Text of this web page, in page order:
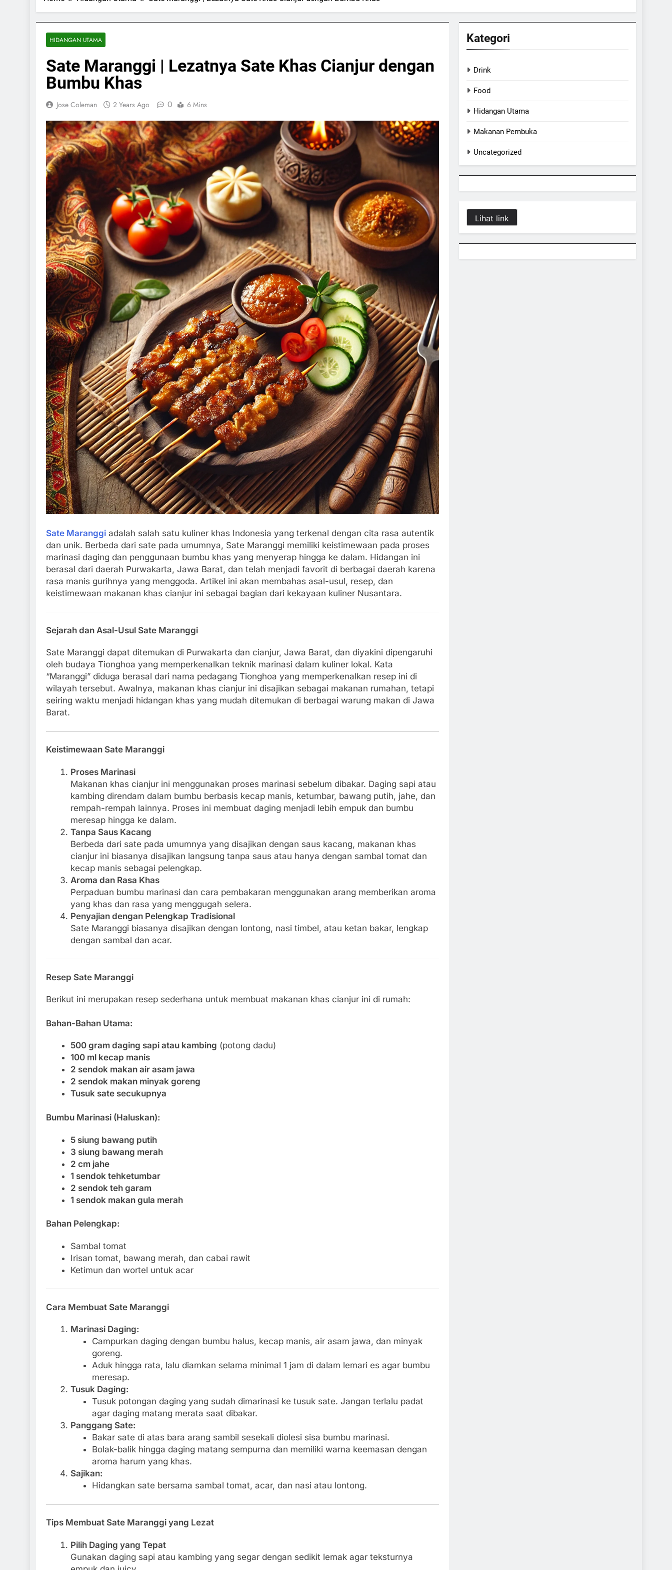
HIDANGAN UTAMA
Sate Maranggi | Lezatnya Sate Khas Cianjur dengan
Bumbu Khas
Jose Coleman 2 Years Ago 0 6 Mins
Sate Maranggi adalah salah satu kuliner khas Indonesia yang terkenal dengan cita rasa autentik
dan unik. Berbeda dari sate pada umumnya, Sate Maranggi memiliki keistimewaan pada proses
marinasi daging dan penggunaan bumbu khas yang menyerap hingga ke dalam. Hidangan ini
berasal dari daerah Purwakarta, Jawa Barat, dan telah menjadi favorit di berbagai daerah karena
rasa manis gurihnya yang menggoda. Artikel ini akan membahas asal-usul, resep, dan
keistimewaan makanan khas cianjur ini sebagai bagian dari kekayaan kuliner Nusantara.
Sejarah dan Asal-Usul Sate Maranggi
Sate Maranggi dapat ditemukan di Purwakarta dan cianjur, Jawa Barat, dan diyakini dipengaruhi
oleh budaya Tionghoa yang memperkenalkan teknik marinasi dalam kuliner lokal. Kata
“Maranggi” diduga berasal dari nama pedagang Tionghoa yang memperkenalkan resep ini di
wilayah tersebut. Awalnya, makanan khas cianjur ini disajikan sebagai makanan rumahan, tetapi
seiring waktu menjadi hidangan khas yang mudah ditemukan di berbagai warung makan di Jawa
Barat.
Keistimewaan Sate Maranggi
Proses Marinasi
Makanan khas cianjur ini menggunakan proses marinasi sebelum dibakar. Daging sapi atau
kambing direndam dalam bumbu berbasis kecap manis, ketumbar, bawang putih, jahe, dan
rempah-rempah lainnya. Proses ini membuat daging menjadi lebih empuk dan bumbu
meresap hingga ke dalam.
Tanpa Saus Kacang
Berbeda dari sate pada umumnya yang disajikan dengan saus kacang, makanan khas
cianjur ini biasanya disajikan langsung tanpa saus atau hanya dengan sambal tomat dan
kecap manis sebagai pelengkap.
Aroma dan Rasa Khas
Perpaduan bumbu marinasi dan cara pembakaran menggunakan arang memberikan aroma
yang khas dan rasa yang menggugah selera.
Penyajian dengan Pelengkap Tradisional
Sate Maranggi biasanya disajikan dengan lontong, nasi timbel, atau ketan bakar, lengkap
dengan sambal dan acar.
Resep Sate Maranggi
Berikut ini merupakan resep sederhana untuk membuat makanan khas cianjur ini di rumah:
Bahan-Bahan Utama:
500 gram daging sapi atau kambing (potong dadu)
100 ml kecap manis
2 sendok makan air asam jawa
2 sendok makan minyak goreng
Tusuk sate secukupnya
Bumbu Marinasi (Haluskan):
5 siung bawang putih
3 siung bawang merah
2 cm jahe
1 sendok tehketumbar
2 sendok teh garam
1 sendok makan gula merah
Bahan Pelengkap:
Sambal tomat
Irisan tomat, bawang merah, dan cabai rawit
Ketimun dan wortel untuk acar
Cara Membuat Sate Maranggi
Marinasi Daging:
Campurkan daging dengan bumbu halus, kecap manis, air asam jawa, dan minyak
goreng.
Aduk hingga rata, lalu diamkan selama minimal 1 jam di dalam lemari es agar bumbu
meresap.
Tusuk Daging:
Tusuk potongan daging yang sudah dimarinasi ke tusuk sate. Jangan terlalu padat
agar daging matang merata saat dibakar.
Panggang Sate:
Bakar sate di atas bara arang sambil sesekali diolesi sisa bumbu marinasi.
Bolak-balik hingga daging matang sempurna dan memiliki warna keemasan dengan
aroma harum yang khas.
Sajikan:
Hidangkan sate bersama sambal tomat, acar, dan nasi atau lontong.
Tips Membuat Sate Maranggi yang Lezat
Pilih Daging yang Tepat
Gunakan daging sapi atau kambing yang segar dengan sedikit lemak agar teksturnya
Kategori
Drink
Food
Hidangan Utama
Makanan Pembuka
Uncategorized
Lihat link